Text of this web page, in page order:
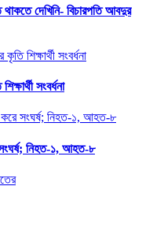
দেখিনি- বিচারপতি আবদুর
সংবর্ধনা
নিহত-১, আহত-৮